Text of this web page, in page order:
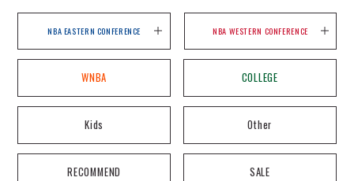
NBA EASTERN CONFERENCE NBA WESTERN CONFERENCE
WNBA COLLEGE
Kids Other
RECOMMEND SALE